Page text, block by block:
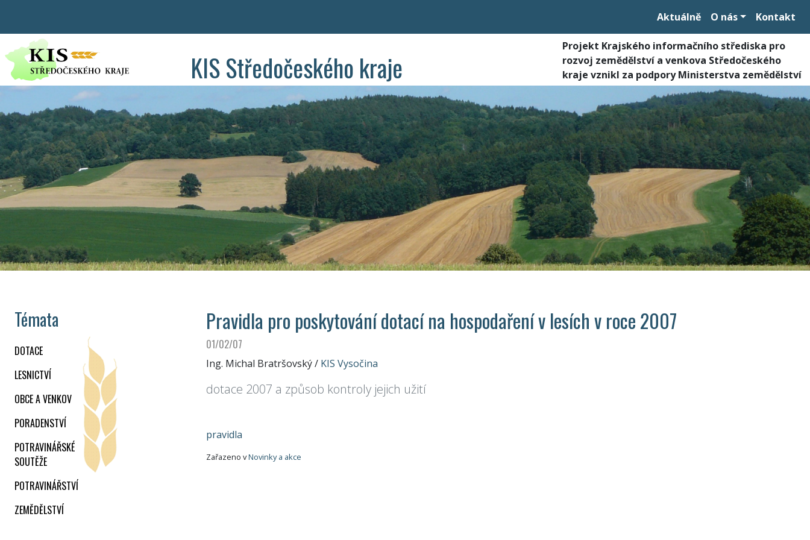
Aktuálně O nás Kontakt
KIS Středočeského kraje
Projekt Krajského informačního střediska pro
rozvoj zemědělství a venkova Středočeského
kraje vznikl za podpory Ministerstva zemědělství
Témata
DOTACE
LESNICTVÍ
OBCE A VENKOV
PORADENSTVÍ
POTRAVINÁŘSKÉ
SOUTĚŽE
POTRAVINÁŘSTVÍ
ZEMĚDĚLSTVÍ
Pravidla pro poskytování dotací na hospodaření v lesích v roce 2007
01/02/07
Ing. Michal Bratršovský/ KIS Vysočina
dotace 2007 a způsob kontroly jejich užití
pravidla
Zařazeno vNovinky a akce